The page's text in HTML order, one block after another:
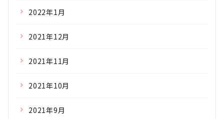
2022年1月
2021年12月
2021年11月
2021年10月
2021年9月